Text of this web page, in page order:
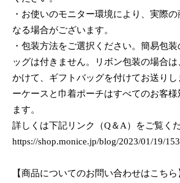
・お使いのモニター環境により、実際
なる場合がございます。
・包装方法をご選択ください。簡易包
ッグは付きません。リボン包装の場合
かけて、ギフトバッグを付けてお送りし
ーケースと巾着ポーチはすべてのお客
ます。
詳しくは下記リンク（Q＆A）をご覧くだ
https://shop.monice.jp/blog/2023/01/19/
【商品についてのお問い合わせはこちら